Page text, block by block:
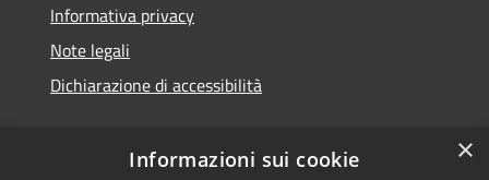
Informativa privacy
Note legali
Dichiarazione di accessibilità
×
Informazioni sui cookie